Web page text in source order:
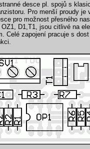
desce pl. spojů s
Pro menší proudy
pro možnost přesného
D1,T1, jsou citlivé na
Celé zapojení pracuje s